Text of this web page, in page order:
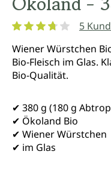
5
Wiener Würstchen
Bio-Fleisch im Glas.
Bio-Qualität.
✔ 380 g (180 g
✔ Ökoland Bio
✔ Wiener Würstchen
✔ im Glas